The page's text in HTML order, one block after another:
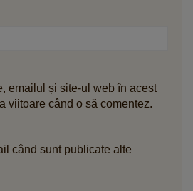
emailul și site-ul web în acest
viitoare când o să comentez.
când sunt publicate alte